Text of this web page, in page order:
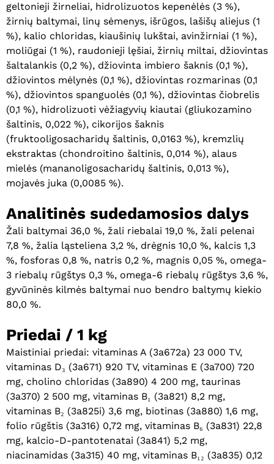
geltonieji žirneliai, hidrolizuotos kepenėlės (3 %),
žirnių baltymai, linų sėmenys, išrūgos, lašišų aliejus (1
%), kalio chloridas, kiaušinių lukštai, avinžirniai (1 %),
moliūgai (1 %), raudonieji lęšiai, žirnių miltai, džiovintas
šaltalankis (0,2 %), džiovinta imbiero šaknis (0,1 %),
džiovintos mėlynės (0,1 %), džiovintas rozmarinas (0,1
%), džiovintos spanguolės (0,1 %), džiovintas čiobrelis
(0,1 %), hidrolizuoti vėžiagyvių kiautai (gliukozamino
šaltinis, 0,022 %), cikorijos šaknis
(fruktooligosacharidų šaltinis, 0,0163 %), kremzlių
ekstraktas (chondroitino šaltinis, 0,014 %), alaus
mielės (mananoligosacharidų šaltinis, 0,013 %),
mojavės juka (0,0085 %).
Analitinės sudedamosios dalys
Žali baltymai 36,0 %, žali riebalai 19,0 %, žali pelenai
7,8 %, žalia ląsteliena 3,2 %, drėgnis 10,0 %, kalcis 1,3
%, fosforas 0,8 %, natris 0,2 %, magnis 0,05 %, omega-
3 riebalų rūgštys 0,3 %, omega-6 riebalų rūgštys 3,6 %,
gyvūninės kilmės baltymai nuo bendro baltymų kiekio
80,0 %.
Priedai / 1 kg
Maistiniai priedai: vitaminas A (3a672a) 23 000 TV,
vitaminas D₃ (3a671) 920 TV, vitaminas E (3a700) 720
mg, cholino chloridas (3a890) 4 200 mg, taurinas
(3a370) 2 500 mg, vitaminas B₁ (3a821) 8,2 mg,
vitaminas B₂ (3a825i) 3,6 mg, biotinas (3a880) 1,6 mg,
folio rūgštis (3a316) 0,72 mg, vitaminas B₆ (3a831) 22,8
mg, kalcio-D-pantotenatai (3a841) 5,2 mg,
niacinamidas (3a315) 40 mg, vitaminas B₁₂ (3a835) 0,12